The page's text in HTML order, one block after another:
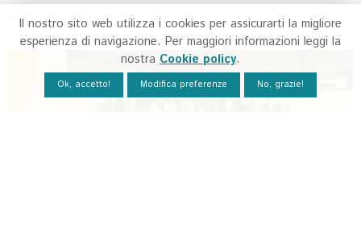
UFFICIO STAMPA POLIBA
Il nostro sito web utilizza i cookies per assicurarti la migliore
esperienza di navigazione. Per maggiori informazioni leggi la
nostra Cookie policy.
Ok, accetto! Modifica preferenze No, grazie!